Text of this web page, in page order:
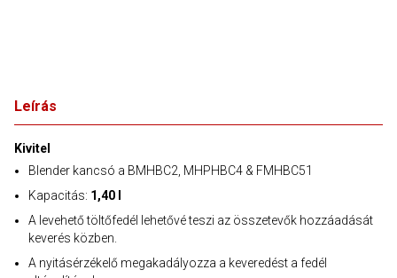
Leírás
Kivitel
Blender kancsó a BMHBC2, MHPHBC4 & FMHBC51
Kapacitás: 1,40 l
A levehető töltőfedél lehetővé teszi az összetevők hozzáadását
keverés közben.
A nyitásérzékelő megakadályozza a keveredést a fedél